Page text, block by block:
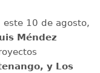
este 10 de agosto,
Méndez
y Los